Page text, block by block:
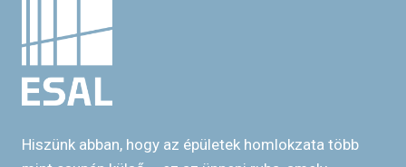
Hiszünk abban, hogy az épületek homlokzata több